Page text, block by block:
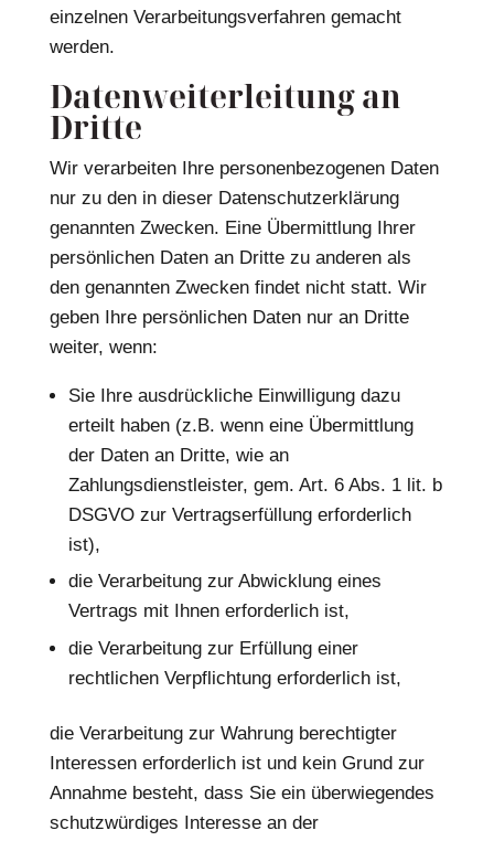
einzelnen Verarbeitungsverfahren gemacht
werden.
Datenweiterleitung an
Dritte
Wir verarbeiten Ihre personenbezogenen Daten
nur zu den in dieser Datenschutzerklärung
genannten Zwecken. Eine Übermittlung Ihrer
persönlichen Daten an Dritte zu anderen als
den genannten Zwecken findet nicht statt. Wir
geben Ihre persönlichen Daten nur an Dritte
weiter, wenn:
Sie Ihre ausdrückliche Einwilligung dazu
erteilt haben (z.B. wenn eine Übermittlung
der Daten an Dritte, wie an
Zahlungsdienstleister, gem. Art. 6 Abs. 1 lit. b
DSGVO zur Vertragserfüllung erforderlich
ist),
die Verarbeitung zur Abwicklung eines
Vertrags mit Ihnen erforderlich ist,
die Verarbeitung zur Erfüllung einer
rechtlichen Verpflichtung erforderlich ist,
die Verarbeitung zur Wahrung berechtigter
Interessen erforderlich ist und kein Grund zur
Annahme besteht, dass Sie ein überwiegendes
schutzwürdiges Interesse an der